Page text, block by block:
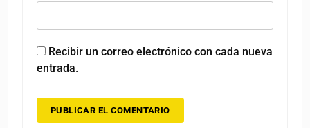
Recibir un correo electrónico con cada nueva
entrada.